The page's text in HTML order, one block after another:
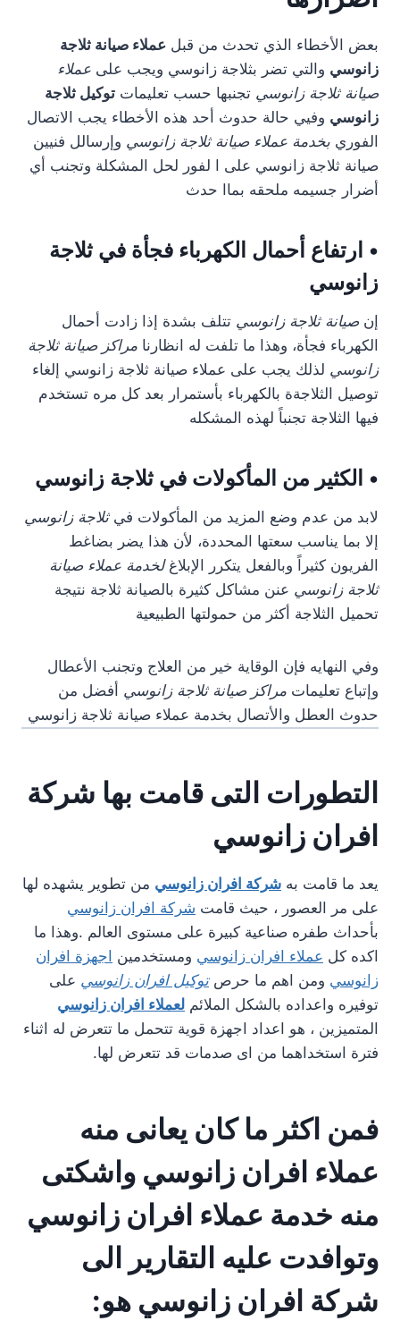
بعض الأخطاء الذي تحدث من قبل عملاء صيانة ثلاجة
زانوسي والتي تضر بثلاجة زانوسي ويجب على عملاء
صيانة ثلاجة زانوسي تجنبها حسب تعليمات توكيل ثلاجة
زانوسي وفيي حالة حدوث أحد هذه الأخطاء يجب الاتصال
الفوري بخدمة عملاء صيانة ثلاجة زانوسي وإرسالل فنيين
صيانة ثلاجة زانوسي على ا لفور لحل المشكلة وتجنب أي
أضرار جسيمه ملحقه بماا حدث
• ارتفاع أحمال الكهرباء فجأة في ثلاجة
زانوسي
إن صيانة ثلاجة زانوسي تتلف بشدة إذا زادت أحمال
الكهرباء فجأة، وهذا ما تلفت له انظارنا مراكز صيانة ثلاجة
زانوسي لذلك يجب على عملاء صيانة ثلاجة زانوسي إلغاء
توصيل الثلاجةة بالكهرباء بأستمرار بعد كل مره تستخدم
فيها الثلاجة تجنباً لهذه المشكله
• الكثير من المأكولات في ثلاجة زانوسي
لابد من عدم وضع المزيد من المأكولات فيثلاجة زانوسي
إلا بما يناسب سعتها المحددة، لأن هذا يضر بضاغط
الفريون كثيراً وبالفعل يتكرر الإبلاغلخدمة عملاء صيانة
ثلاجة زانوسي عنن مشاكل كثيرة بالصيانة ثلاجة نتيجة
تحميل الثلاجة أكثر من حمولتها الطبيعية
وفي النهايه فإن الوقاية خير من العلاج وتجنب الأعطال
وإتباع تعليمات مراكز صيانة ثلاجة زانوسي أفضل من
حدوث العطل والأتصال بخدمة عملاء صيانة ثلاجة زانوسي
التطورات التى قامت بها شركة
افران زانوسي
يعد ما قامت به شركة افران زانوسي من تطوير يشهده لها
على مر العصور ، حيث قامت شركة افران زانوسي
بأحداث طفره صناعية كبيرة على مستوى العالم .وهذا ما
اكده كل عملاء افران زانوسي ومستخدمين اجهزة افران
زانوسي ومن اهم ما حرصتوكيل افران زانوسي على
توفيره واعداده بالشكل الملائم لعملاء افران زانوسي
المتميزين ، هو اعداد اجهزة قوية تتحمل ما تتعرض له اثناء
فترة استخداهما من اى صدمات قد تتعرض لها.
فمن اكثر ما كان يعانى منه
عملاء افران زانوسي واشكتى
منه خدمة عملاء افران زانوسي
وتوافدت عليه التقارير الى
شركة افران زانوسي هو: